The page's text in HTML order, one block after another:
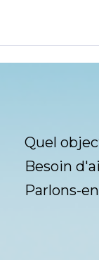
Quel
Besoin
Parlons-